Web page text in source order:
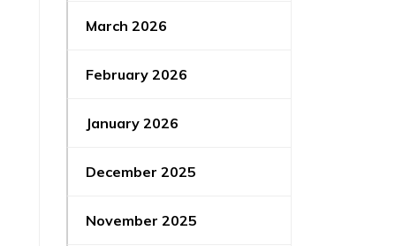
March 2026
February 2026
January 2026
December 2025
November 2025